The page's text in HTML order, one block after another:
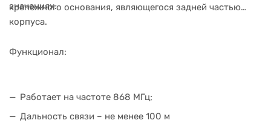
значениях.
крепежного основания, являющегося задней частью
корпуса.
Функционал:
Работает на частоте 868 МГц;
Дальность связи – не менее 100 м